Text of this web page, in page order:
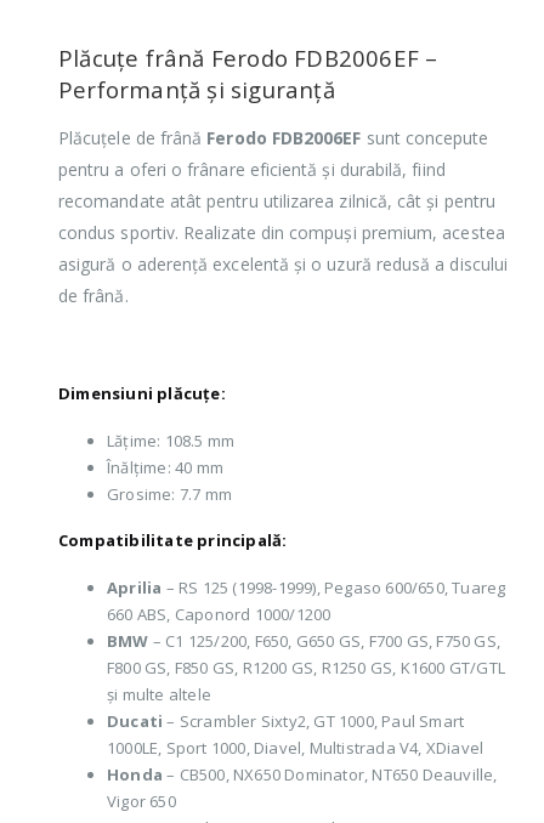
Plăcuțe frână Ferodo FDB2006EF –
Performanță și siguranță
Plăcuțele de frână Ferodo FDB2006EF sunt concepute
pentru a oferi o frânare eficientă și durabilă, fiind
recomandate atât pentru utilizarea zilnică, cât și pentru
condus sportiv. Realizate din compuși premium, acestea
asigură o aderență excelentă și o uzură redusă a discului
de frână.
Dimensiuni plăcuțe:
Lățime: 108.5 mm
Înălțime: 40 mm
Grosime: 7.7 mm
Compatibilitate principală:
Aprilia – RS 125 (1998-1999), Pegaso 600/650, Tuareg
660 ABS, Caponord 1000/1200
BMW – C1 125/200, F650, G650 GS, F700 GS, F750 GS,
F800 GS, F850 GS, R1200 GS, R1250 GS, K1600 GT/GTL
și multe altele
Ducati – Scrambler Sixty2, GT 1000, Paul Smart
1000LE, Sport 1000, Diavel, Multistrada V4, XDiavel
Honda – CB500, NX650 Dominator, NT650 Deauville,
Vigor 650